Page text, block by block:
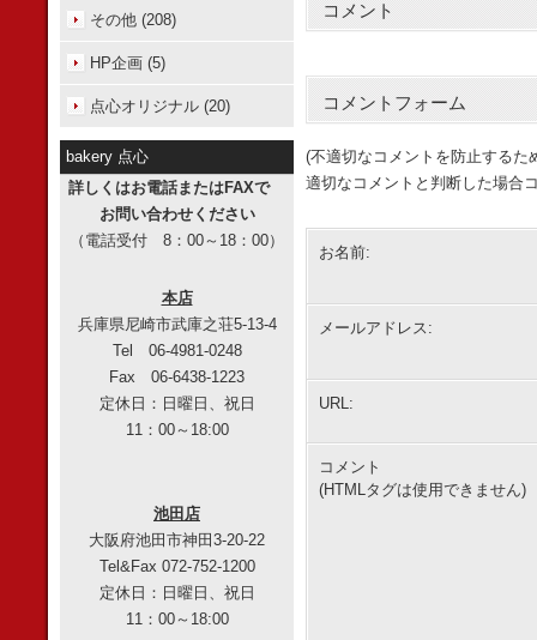
コメント
コメントフォーム
(不適切なコメントを防止するた
適切なコメントと判断した場合
お名前:
メールアドレス:
URL:
コメント
(HTMLタグは使用できません)
その他 (208)
HP企画 (5)
点心オリジナル (20)
bakery 点心
詳しくはお電話またはFAXで
お問い合わせください
（電話受付 8：00～18：00）
本店
兵庫県尼崎市武庫之荘5-13-4
Tel 06-4981-0248
Fax 06-6438-1223
定休日：日曜日、祝日
11：00～18:00
池田店
大阪府池田市神田3-20-22
Tel&Fax 072-752-1200
定休日：日曜日、祝日
11：00～18:00